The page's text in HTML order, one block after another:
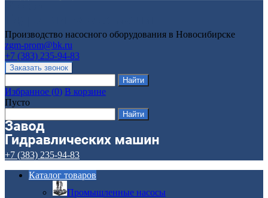
Производство насосного оборудования в Новосибирске
zgm-prom@bk.ru
+7 (383) 235-94-83
Избранное (0) В корзине
Пусто
+7 (383) 235-94-83
Каталог товаров
Промышленные насосы